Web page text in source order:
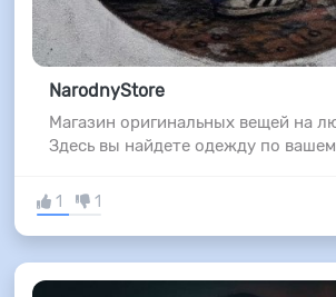
NarodnyStore
Магазин оригинальных вещей на
Здесь вы найдете одежду по
1 1